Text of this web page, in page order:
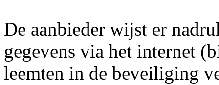
De aanbieder wijst er
gegevens via het internet
leemten in de beveiliging